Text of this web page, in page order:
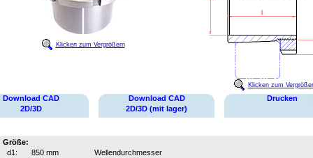
Klicken zum Vergrößern
Klicken zum
Download CAD
2D/3D
Download CAD
2D/3D (mit lager)
Drucken
Größe:
d1:
850 mm
Wellendurchmesser